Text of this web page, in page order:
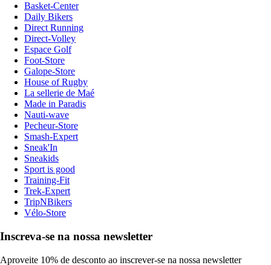
Basket-Center
Daily Bikers
Direct Running
Direct-Volley
Espace Golf
Foot-Store
Galope-Store
House of Rugby
La sellerie de Maé
Made in Paradis
Nauti-wave
Pecheur-Store
Smash-Expert
Sneak'In
Sneakids
Sport is good
Training-Fit
Trek-Expert
TripNBikers
Vélo-Store
Inscreva-se na nossa newsletter
Aproveite 10% de desconto ao inscrever-se na nossa newsletter